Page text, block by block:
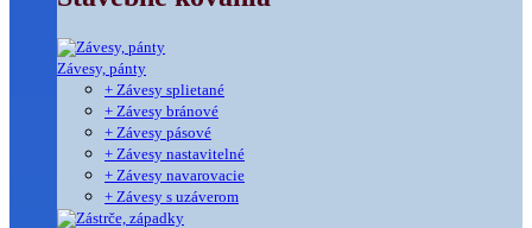
Závesy, pánty
+ Závesy splietané
+ Závesy bránové
+ Závesy pásové
+ Závesy nastavitelné
+ Závesy navarovacie
+ Závesy s uzáverom